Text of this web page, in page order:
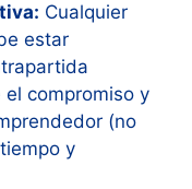
Cualquier
estar
compromiso y
(no
y